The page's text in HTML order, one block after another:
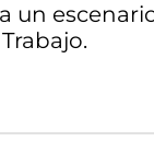
un